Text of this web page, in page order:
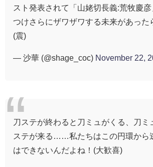
スト発表されて「山姥切長義:荒牧慶
つけさらにザワザワする未来があった
(震)
— 沙華 (@shage_coc) November 22,
刀ステが終わると刀ミュがくる、刀ミ
ステが来る……私たちはこの円環から
はできないんだよね！(大歓喜)